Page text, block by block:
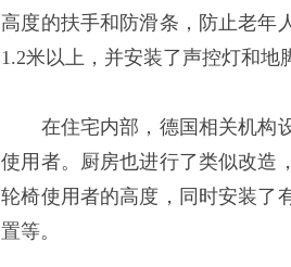
高度的扶手和防滑条，防止老年
1.2米以上，并安装了声控灯和
在住宅内部，德国相关机构设
使用者。厨房也进行了类似改造
轮椅使用者的高度，同时安装了
置等。